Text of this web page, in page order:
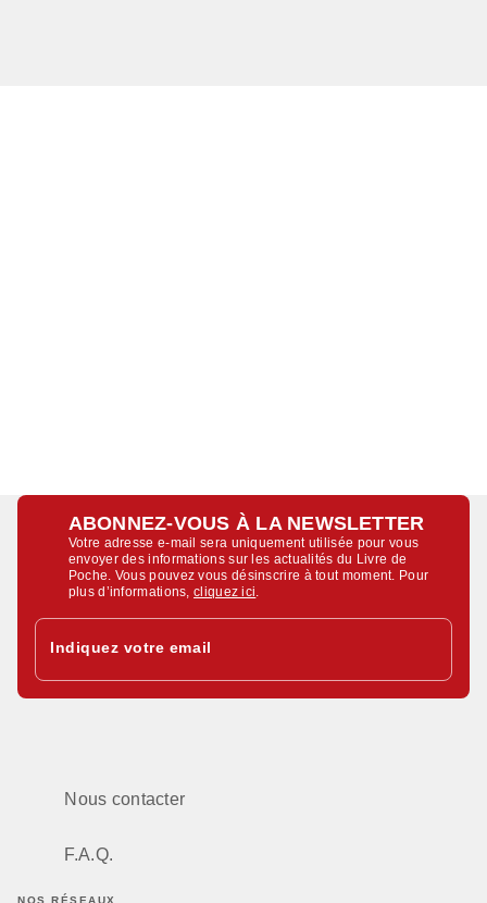
ABONNEZ-VOUS À LA NEWSLETTER
Votre adresse e-mail sera uniquement utilisée pour vous
envoyer des informations sur les actualités du Livre de
Poche. Vous pouvez vous désinscrire à tout moment. Pour
plus d’informations,cliquez ici.
Indiquez votre email
Nous contacter
F.A.Q.